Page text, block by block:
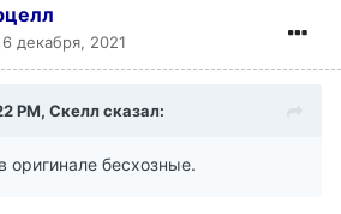
6 декабря, 2021
PM, Скелл сказал:
бесхозные.